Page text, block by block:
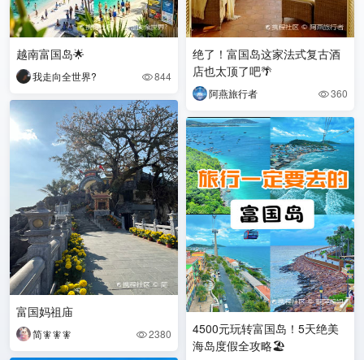
越南富国岛🌟
我走向全世界? 844
富国妈祖庙
简🧚🧚🧚 2380
绝了！富国岛这家法式复古酒
店也太顶了吧🌴
阿燕旅行者 360
4500元玩转富国岛！5天绝美
海岛度假全攻略🏖️